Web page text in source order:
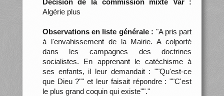
Algérie plus
Observations en liste générale : "A pris part
à l'envahissement de la Mairie. A colporté
dans les campagnes des doctrines
socialistes. En apprenant le catéchisme à
ses enfants, il leur demandait : ""Qu'est-ce
que Dieu ?"" et leur faisait répondre : ""C'est
le plus grand coquin qui existe""."